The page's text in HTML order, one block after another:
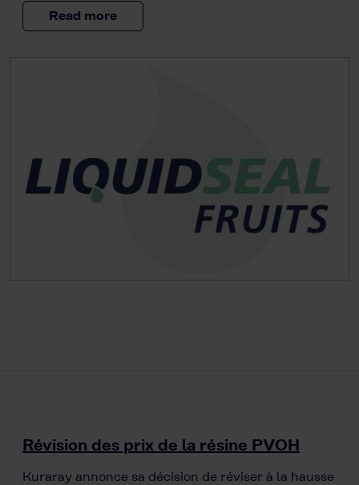
Read more
Révision des prix de la résine PVOH
Kuraray annonce sa décision de réviser à la hausse